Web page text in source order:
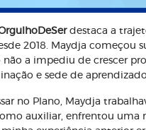
destaca a
2018. Maydja começou
não a impediu de crescer
e sede de
no Plano, Maydja
auxiliar, enfrentou uma